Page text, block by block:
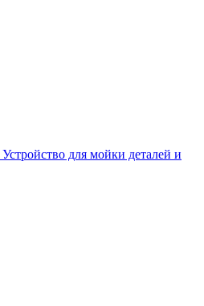
Устройство для мойки деталей и